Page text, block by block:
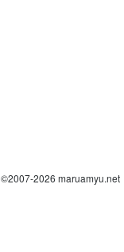
©2007-2026 maruamyu.net